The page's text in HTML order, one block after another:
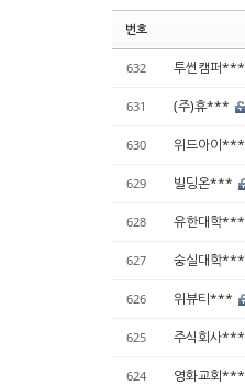
번호
632 투썬캠퍼***
631 (주)휴***
630 위드아이***
629 빌딩온***
628 유한대학***
627 숭실대학***
626 위뷰티***
625 주식회사***
624 영화교회***